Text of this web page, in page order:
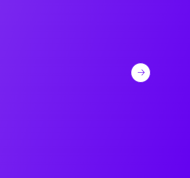
Suivant